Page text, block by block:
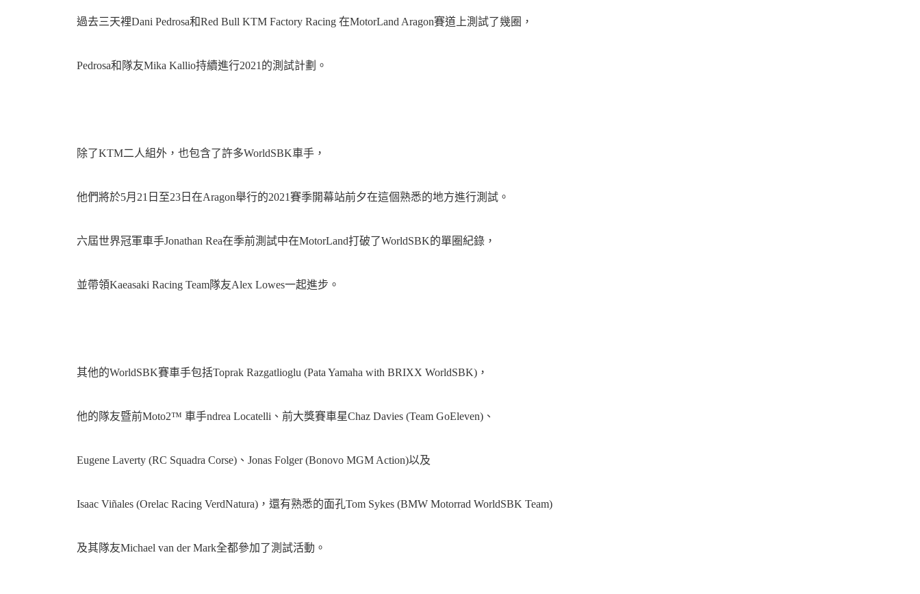
訊
過去三天裡Dani Pedrosa和Red Bull KTM Factory Racing 在MotorLand Aragon賽道上測試了幾圈，
Pedrosa和隊友Mika Kallio持續進行2021的測試計劃。
除了KTM二人組外，也包含了許多WorldSBK車手，
他們將於5月21日至23日在Aragon舉行的2021賽季開幕站前夕在這個熟悉的地方進行測試。
六屆世界冠軍車手Jonathan Rea在季前測試中在MotorLand打破了WorldSBK的單圈紀錄，
並帶領Kaeasaki Racing Team隊友Alex Lowes一起進步。
其他的WorldSBK賽車手包括Toprak Razgatlioglu (Pata Yamaha with BRIXX WorldSBK)，
他的隊友暨前Moto2™ 車手ndrea Locatelli、前大獎賽車星Chaz Davies (Team GoEleven)、
Eugene Laverty (RC Squadra Corse)、Jonas Folger (Bonovo MGM Action)以及
Isaac Viñales (Orelac Racing VerdNatura)，還有熟悉的面孔Tom Sykes (BMW Motorrad WorldSBK Team)
及其隊友Michael van der Mark全都參加了測試活動。